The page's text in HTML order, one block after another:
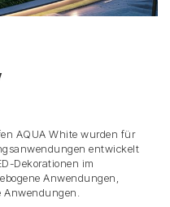
AQUA White wurden für
entwickelt
Dekorationen im
Anwendungen,